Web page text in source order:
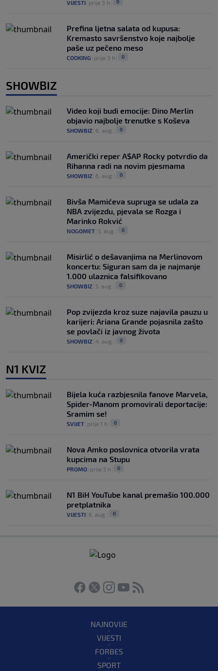
VIJESTI prije 3 h 0
Prefina ljetna salata od kupusa:
Kremasto savršenstvo koje najbolje
paše uz pečeno meso
COOKING prije 3 h 0
SHOWBIZ
Video koji budi emocije: Dino Merlin
objavio najbolje trenutke s Koševa
SHOWBIZ 6. aug. 0
Američki reper A$AP Rocky potvrdio da
Rihanna radi na novim pjesmama
SHOWBIZ 6. aug. 0
Bivša Mamićeva supruga se udala za
NBA zvijezdu, pjevala se Rozga i
Marinko Rokvić
NOGOMET 5. aug. 0
Misirlić o dešavanjima na Merlinovom
koncertu: Siguran sam da je najmanje
1.000 ulaznica falsifikovano
SHOWBIZ 5. aug. 0
Pop zvijezda kroz suze najavila pauzu u
karijeri: Ariana Grande pojasnila zašto
se povlači iz javnog života
SHOWBIZ 4. aug. 0
N1 KVIZ
Bijela kuća razbjesnila fanove Marvela,
Spider-Manom promovirali deportacije:
Sramim se!
SVIJET prije 1 h 0
Nova Amko poslovnica otvorila vrata
kupcima na Stupu
PROMO prije 5 h 0
N1 BiH YouTube kanal premašio 100.000
pretplatnika
VIJESTI 6. aug. 0
NAJNOVIJE
VIJESTI
FORBES
SPORT